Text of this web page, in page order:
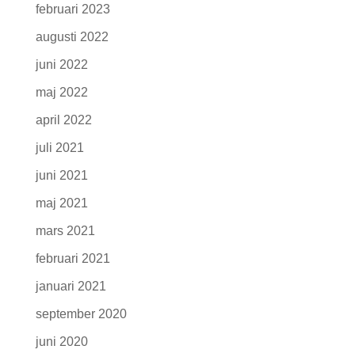
februari 2023
augusti 2022
juni 2022
maj 2022
april 2022
juli 2021
juni 2021
maj 2021
mars 2021
februari 2021
januari 2021
september 2020
juni 2020